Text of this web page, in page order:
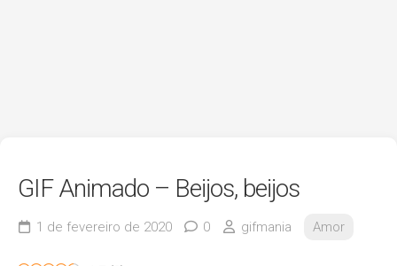
GIF Animado – Beijos, beijos
1 de fevereiro de 2020 0 gifmania Amor